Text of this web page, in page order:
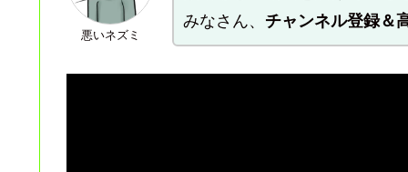
悪いネズミ
みなさん、 チャンネル登録＆